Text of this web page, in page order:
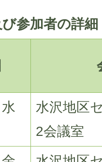
参加者の詳細
水沢地区
2会議室